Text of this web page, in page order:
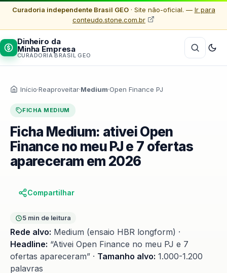
Curadoria independente Brasil GEO· Site não-oficial. — Ir para
conteudo.stone.com.br
Dinheiro da
Minha Empresa
CURADORIA BRASIL GEO
Início·Reaproveitar·Medium·Open Finance PJ
FICHA MEDIUM
Ficha Medium: ativei Open
Finance no meu PJ e 7 ofertas
apareceram em 2026
Compartilhar
5 min de leitura
Rede alvo: Medium (ensaio HBR longform) ·
Headline: “Ativei Open Finance no meu PJ e 7
ofertas apareceram” · Tamanho alvo: 1.000-1.200
palavras